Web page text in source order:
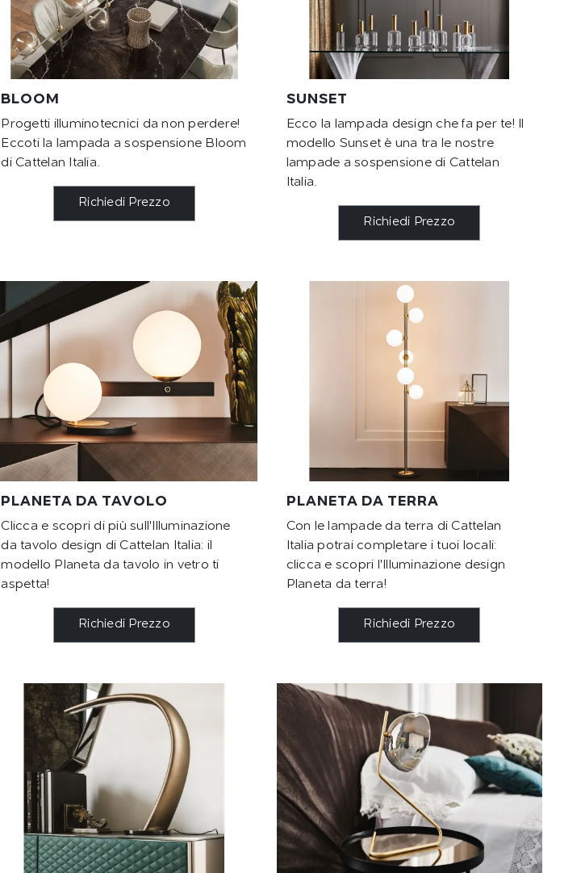
BLOOM
Progetti illuminotecnici da non perdere!
Eccoti la lampada a sospensione Bloom
di Cattelan Italia.
Richiedi Prezzo
SUNSET
Ecco la lampada design che fa per te! Il
modello Sunset è una tra le nostre
lampade a sospensione di Cattelan
Italia.
Richiedi Prezzo
PLANETA DA TAVOLO
Clicca e scopri di più sull'Illuminazione
da tavolo design di Cattelan Italia: il
modello Planeta da tavolo in vetro ti
aspetta!
Richiedi Prezzo
PLANETA DA TERRA
Con le lampade da terra di Cattelan
Italia potrai completare i tuoi locali:
clicca e scopri l'Illuminazione design
Planeta da terra!
Richiedi Prezzo